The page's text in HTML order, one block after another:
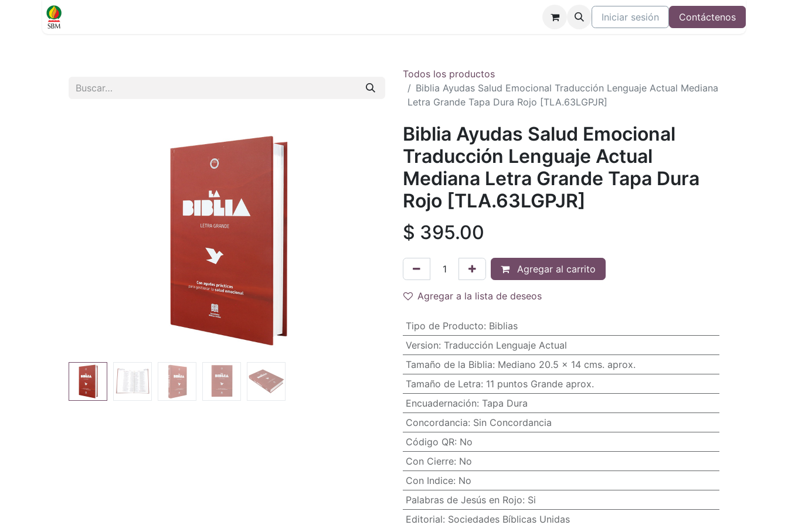
Iniciar sesión Contáctenos
Todos los productos
Biblia Ayudas Salud Emocional Traducción Lenguaje Actual Mediana
Letra Grande Tapa Dura Rojo [TLA.63LGPJR]
Biblia Ayudas Salud Emocional
Traducción Lenguaje Actual
Mediana Letra Grande Tapa Dura
Rojo [TLA.63LGPJR]
$ 395.00
Agregar al carrito
Agregar a la lista de deseos
Tipo de Producto: Biblias
Version: Traducción Lenguaje Actual
Tamaño de la Biblia: Mediano 20.5 x 14 cms. aprox.
Tamaño de Letra: 11 puntos Grande aprox.
Encuadernación: Tapa Dura
Concordancia: Sin Concordancia
Código QR: No
Con Cierre: No
Con Indice: No
Palabras de Jesús en Rojo: Si
Editorial: Sociedades Bíblicas Unidas